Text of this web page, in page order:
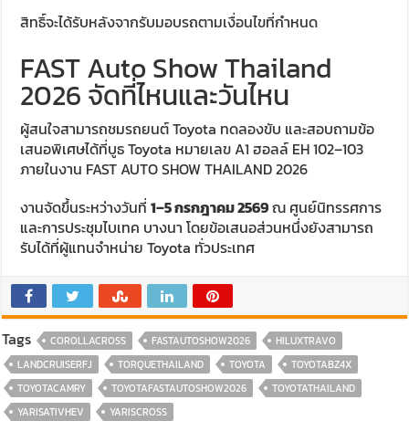
สิทธิ์จะได้รับหลังจากรับมอบรถตามเงื่อนไขที่กำหนด
FAST Auto Show Thailand
2026 จัดที่ไหนและวันไหน
ผู้สนใจสามารถชมรถยนต์ Toyota ทดลองขับ และสอบถามข้อ
เสนอพิเศษได้ที่บูธ Toyota หมายเลข A1 ฮอลล์ EH 102–103
ภายในงาน FAST AUTO SHOW THAILAND 2026
งานจัดขึ้นระหว่างวันที่1–5 กรกฎาคม 2569ณ ศูนย์นิทรรศการ
และการประชุมไบเทค บางนา โดยข้อเสนอส่วนหนึ่งยังสามารถ
รับได้ที่ผู้แทนจำหน่าย Toyota ทั่วประเทศ
Tags COROLLACROSS FASTAUTOSHOW2026
HILUXTRAVO
LANDCRUISERFJ
TORQUETHAILAND TOYOTA
TOYOTABZ4X
TOYOTACAMRY
TOYOTAFASTAUTOSHOW2026
TOYOTATHAILAND
YARISATIVHEV
YARISCROSS